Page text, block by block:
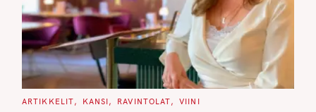
C
ARTIKKELIT KANSI RAVINTOLAT VIINI